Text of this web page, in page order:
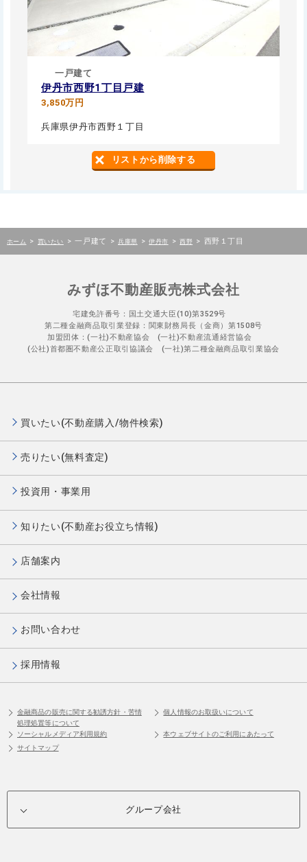
一戸建て
伊丹市西野1丁目戸建
3,850万円
兵庫県伊丹市西野１丁目
リストから削除する
ホーム > 買いたい > 一戸建て > 兵庫県 > 伊丹市 > 西野 > 西野１丁目
みずほ不動産販売株式会社
宅建免許番号：国土交通大臣(10)第3529号
第二種金融商品取引業登録：関東財務局長（金商）第1508号
加盟団体：(一社)不動産協会 (一社)不動産流通経営協会
(公社)首都圏不動産公正取引協議会 (一社)第二種金融商品取引業協会
買いたい(不動産購入/物件検索)
売りたい(無料査定)
投資用・事業用
知りたい(不動産お役立ち情報)
店舗案内
会社情報
お問い合わせ
採用情報
金融商品の販売に関する勧誘方針・苦情
処理処置等について
個人情報のお取扱いについて
ソーシャルメディア利用規約
本ウェブサイトのご利用にあたって
サイトマップ
グループ会社